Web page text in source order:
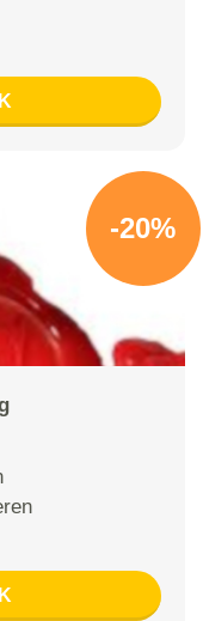
-20%